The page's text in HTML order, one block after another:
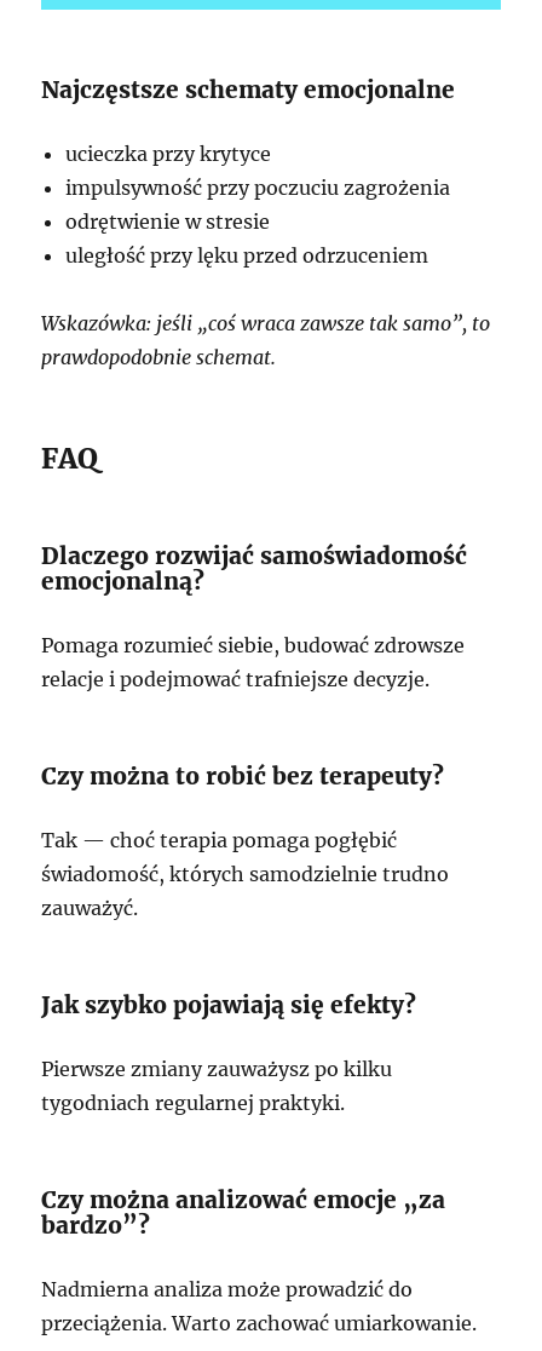
Najczęstsze schematy emocjonalne
ucieczka przy krytyce
impulsywność przy poczuciu zagrożenia
odrętwienie w stresie
uległość przy lęku przed odrzuceniem
Wskazówka: jeśli „coś wraca zawsze tak samo”, to
prawdopodobnie schemat.
FAQ
Dlaczego rozwijać samoświadomość
emocjonalną?
Pomaga rozumieć siebie, budować zdrowsze
relacje i podejmować trafniejsze decyzje.
Czy można to robić bez terapeuty?
Tak — choć terapia pomaga pogłębić
świadomość, których samodzielnie trudno
zauważyć.
Jak szybko pojawiają się efekty?
Pierwsze zmiany zauważysz po kilku
tygodniach regularnej praktyki.
Czy można analizować emocje „za
bardzo”?
Nadmierna analiza może prowadzić do
przeciążenia. Warto zachować umiarkowanie.